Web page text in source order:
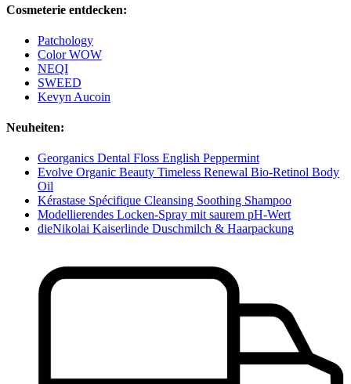
Cosmeterie entdecken:
Patchology
Color WOW
NEQI
SWEED
Kevyn Aucoin
Neuheiten:
Georganics Dental Floss English Peppermint
Evolve Organic Beauty Timeless Renewal Bio-Retinol Body
Oil
Kérastase Spécifique Cleansing Soothing Shampoo
Modellierendes Locken-Spray mit saurem pH-Wert
dieNikolai Kaiserlinde Duschmilch & Haarpackung